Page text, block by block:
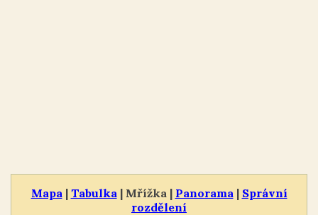
Mapa | Tabulka | Mřížka | Panorama | Správní
rozdělení